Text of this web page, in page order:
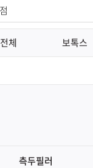
전체 보톡스
측두필러